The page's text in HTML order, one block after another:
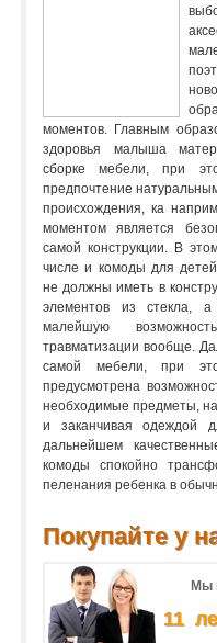
моментов. Главным
здоровья малыша
сборке мебели, при
предпочтение
происхождения, ка
моментом является
самой конструкции. В
числе и комоды для
не должны иметь в
элементов из стекла,
малейшую
травматизации вообще.
самой мебели, при
предусмотрена
необходимые предметы,
и заканчивая одеждой
дальнейшем
комоды спокойно
пеленания ребенка в
Покупайте у
Мы
11